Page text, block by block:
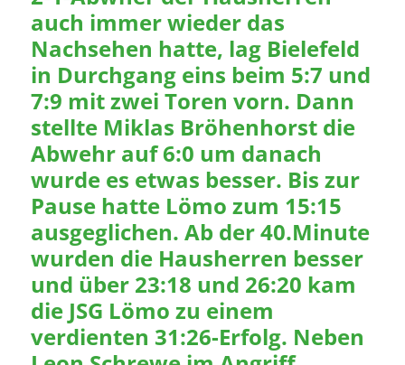
auch immer wieder das
Nachsehen hatte, lag Bielefeld
in Durchgang eins beim 5:7 und
7:9 mit zwei Toren vorn. Dann
stellte Miklas Bröhenhorst die
Abwehr auf 6:0 um danach
wurde es etwas besser. Bis zur
Pause hatte Lömo zum 15:15
ausgeglichen. Ab der 40.Minute
wurden die Hausherren besser
und über 23:18 und 26:20 kam
die JSG Lömo zu einem
verdienten 31:26-Erfolg. Neben